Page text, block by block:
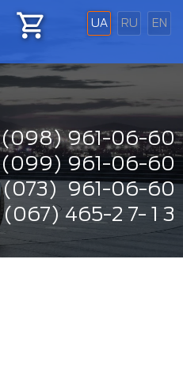
UA RU EN
(098) 961-06-60
(099) 961-06-60
(073) 961-06-60
(067) 465-2 7- 1 3